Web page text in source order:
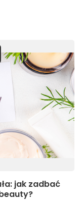
jak zadbać